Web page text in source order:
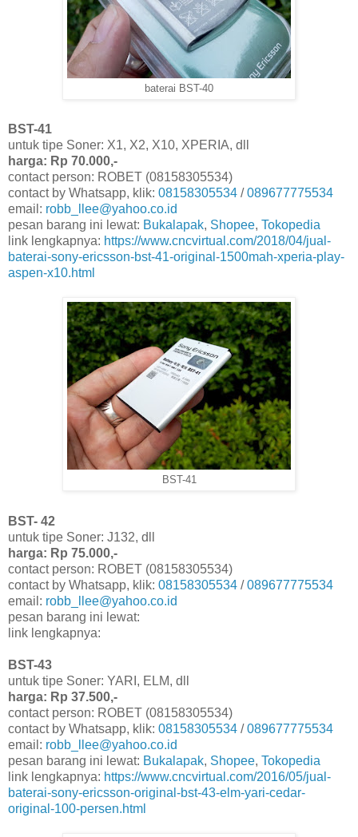
baterai BST-40
BST-41
untuk tipe Soner: X1, X2, X10, XPERIA, dll
harga: Rp 70.000,-
contact person: ROBET (08158305534)
contact by Whatsapp, klik: 08158305534 /089677775534
email: robb_llee@yahoo.co.id
pesan barang ini lewat: Bukalapak, Shopee, Tokopedia
link lengkapnya: https://www.cncvirtual.com/2018/04/jual-
baterai-sony-ericsson-bst-41-original-1500mah-xperia-play-
aspen-x10.html
BST-41
BST- 42
untuk tipe Soner: J132, dll
harga: Rp 75.000,-
contact person: ROBET (08158305534)
contact by Whatsapp, klik: 08158305534 /089677775534
email: robb_llee@yahoo.co.id
pesan barang ini lewat:
link lengkapnya:
BST-43
untuk tipe Soner: YARI, ELM, dll
harga: Rp 37.500,-
contact person: ROBET (08158305534)
contact by Whatsapp, klik: 08158305534 /089677775534
email: robb_llee@yahoo.co.id
pesan barang ini lewat: Bukalapak, Shopee, Tokopedia
link lengkapnya: https://www.cncvirtual.com/2016/05/jual-
baterai-sony-ericsson-original-bst-43-elm-yari-cedar-
original-100-persen.html